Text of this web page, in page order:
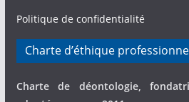
Politique de confidentialité
Charte d’éthique
Charte de déontologie,